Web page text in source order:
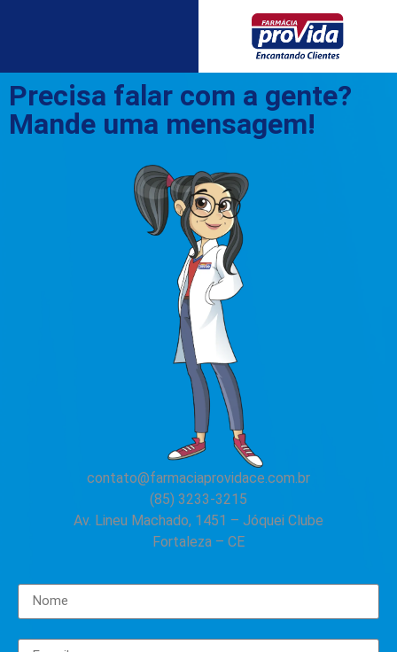
Precisa falar com a gente?
Mande uma mensagem!
contato@farmaciaprovidace.com.br
(85) 3233-3215
Av. Lineu Machado, 1451 – Jóquei Clube
Fortaleza – CE